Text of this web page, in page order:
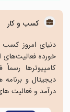
کسب و کار
دنیای امروز کسب
خورده
کامپیوترها
دیجیتال و
درآمد و فعالیت